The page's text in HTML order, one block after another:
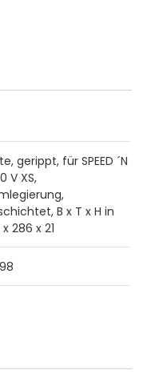
gerippt, für SPEED ´N
V XS,
B x T x H in
286 x 21